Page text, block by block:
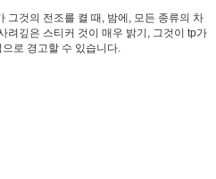
그것의 전조를 켤 때, 밤에, 모든 종류의 차
려깊은 스티커 것이 매우 밝기, 그것이 tp가
로 경고할 수 있습니다.